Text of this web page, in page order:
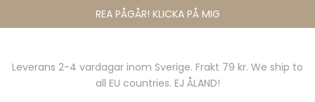
REA PÅGÅR! KLICKA PÅ MIG
Leverans 2-4 vardagar inom Sverige. Frakt 79 kr. We ship to
all EU countries. EJ ÅLAND!